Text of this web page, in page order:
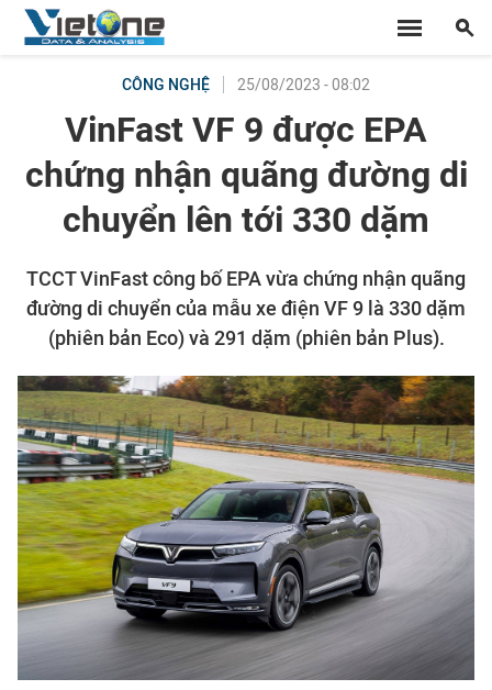
CÔNG NGHỆ 25/08/2023 - 08:02
VinFast VF 9 được EPA
chứng nhận quãng đường di
chuyển lên tới 330 dặm
TCCT VinFast công bố EPA vừa chứng nhận quãng
đường di chuyển của mẫu xe điện VF 9 là 330 dặm
(phiên bản Eco) và 291 dặm (phiên bản Plus).